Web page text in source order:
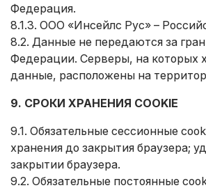
Федерация.
8.1.3. ООО «Инсейлс Рус» –
8.2. Данные не передаются за
Федерации. Серверы, на которых
данные, расположены на
9. СРОКИ ХРАНЕНИЯ COOKIE
9.1. Обязательные сессионные
хранения до закрытия браузера;
закрытии браузера.
9.2. Обязательные постоянные